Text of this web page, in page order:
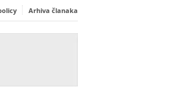
Arhiva članaka